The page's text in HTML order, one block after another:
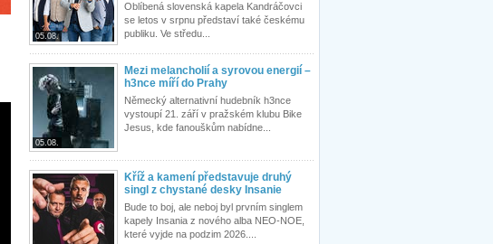
05.08.
Oblíbená slovenská kapela Kandráčovci
se letos v srpnu představí také českému
publiku. Ve středu...
05.08.
Mezi melancholií a syrovou energií –
h3nce míří do Prahy
Německý alternativní hudebník h3nce
vystoupí 21. září v pražském klubu Bike
Jesus, kde fanouškům nabídne...
Kříž a kamení představuje druhý
singl z chystané desky Insanie
Bude to boj, ale neboj byl prvním singlem
kapely Insania z nového alba NEO-NOE,
které vyjde na podzim 2026....